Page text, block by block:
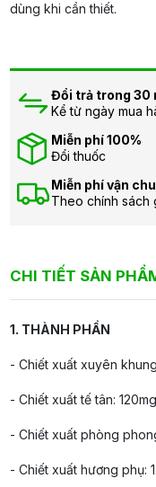
dùng khi cần thiết.
Đổi trả trong 30
Kể từ ngày mua
Miễn phí 100%
Đổi thuốc
Miễn phí vận
Theo chính sách
CHI TIẾT SẢN
1. THÀNH PHẦN
- Chiết xuất xuyên
- Chiết xuất tế tân: 120mg
- Chiết xuất phòng
- Chiết xuất hương phụ: